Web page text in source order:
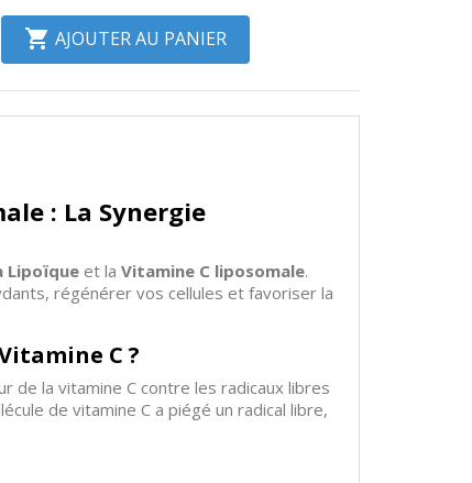
 AJOUTER AU PANIER
: La Synergie
Lipoïqueet la Vitamine C liposomale.
régénérer vos cellules et favoriser la
C ?
de la vitamine C contre les radicaux libres
de vitamine C a piégé un radical libre,